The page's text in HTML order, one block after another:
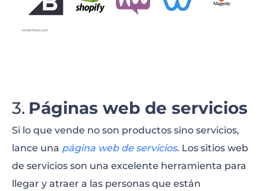
Páginas web de servicios
Si lo que vende no son productos sino servicios,
lance una página web de servicios. Los sitios web
de servicios son una excelente herramienta para
llegar y atraer a las personas que están